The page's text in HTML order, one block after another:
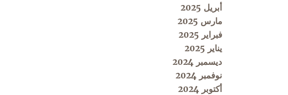
أبريل 2025
مارس 2025
فبراير 2025
يناير 2025
ديسمبر 2024
نوفمبر 2024
أكتوبر 2024